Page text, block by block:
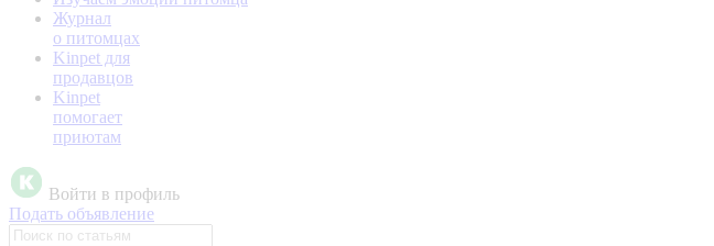
Журнал
о питомцах
Kinpet для
продавцов
Kinpet
помогает
приютам
Войти в профиль
Подать объявление